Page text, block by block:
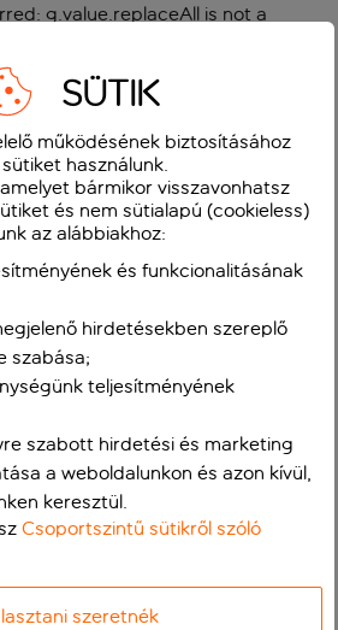
g.value.replaceAll is not a
SÜTIK
működésének biztosításához
használunk.
bármikor visszavonhatsz
és nem sütialapú (cookieless)
az alábbiakhoz:
és funkcionalitásának
hirdetésekben szereplő
szabása;
teljesítményének
szabott hirdetési és marketing
a weboldalunkon és azon kívül,
keresztül.
Csoportszintű sütikről szóló
szeretnék